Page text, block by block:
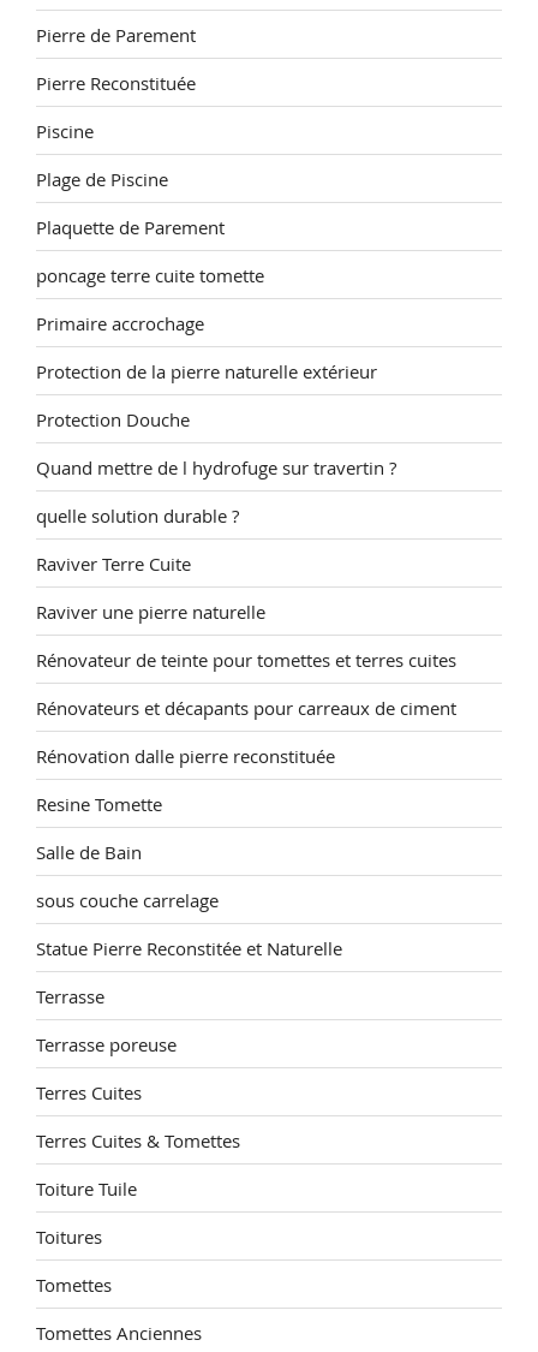
Pierre de Parement
Pierre Reconstituée
Piscine
Plage de Piscine
Plaquette de Parement
poncage terre cuite tomette
Primaire accrochage
Protection de la pierre naturelle extérieur
Protection Douche
Quand mettre de l hydrofuge sur travertin ?
quelle solution durable ?
Raviver Terre Cuite
Raviver une pierre naturelle
Rénovateur de teinte pour tomettes et terres cuites
Rénovateurs et décapants pour carreaux de ciment
Rénovation dalle pierre reconstituée
Resine Tomette
Salle de Bain
sous couche carrelage
Statue Pierre Reconstitée et Naturelle
Terrasse
Terrasse poreuse
Terres Cuites
Terres Cuites & Tomettes
Toiture Tuile
Toitures
Tomettes
Tomettes Anciennes